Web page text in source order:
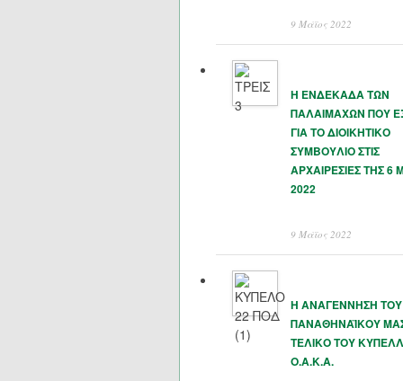
9 Μάϊος 2022
Η ΕΝΔΕΚΑΔΑ ΤΩΝ
ΠΑΛΑΙΜΑΧΩΝ ΠΟΥ
ΓΙΑ ΤΟ ΔΙΟΙΚΗΤΙΚΟ
ΣΥΜΒΟΥΛΙΟ ΣΤΙΣ
ΑΡΧΑΙΡΕΣΙΕΣ ΤΗΣ 6
2022
9 Μάϊος 2022
Η ΑΝΑΓΕΝΝΗΣΗ ΤΟΥ
ΠΑΝΑΘΗΝΑΪΚΟΥ
ΤΕΛΙΚΟ ΤΟΥ
Ο.Α.Κ.Α.